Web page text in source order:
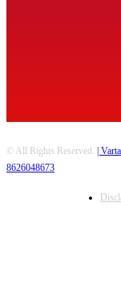
© All Rights Reserved. |
8626048673